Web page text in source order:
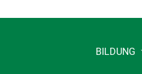
BILDUNG